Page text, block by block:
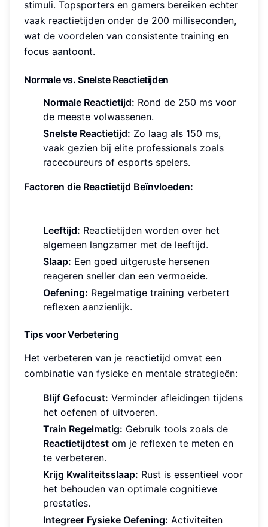
stimuli. Topsporters en gamers bereiken echter
vaak reactietijden onder de 200 milliseconden,
wat de voordelen van consistente training en
focus aantoont.
Normale vs. Snelste Reactietijden
Normale Reactietijd: Rond de 250 ms voor
de meeste volwassenen.
Snelste Reactietijd: Zo laag als 150 ms,
vaak gezien bij elite professionals zoals
racecoureurs of esports spelers.
Factoren die Reactietijd Beïnvloeden:
Leeftijd: Reactietijden worden over het
algemeen langzamer met de leeftijd.
Slaap: Een goed uitgeruste hersenen
reageren sneller dan een vermoeide.
Oefening: Regelmatige training verbetert
reflexen aanzienlijk.
Tips voor Verbetering
Het verbeteren van je reactietijd omvat een
combinatie van fysieke en mentale strategieën:
Blijf Gefocust: Verminder afleidingen tijdens
het oefenen of uitvoeren.
Train Regelmatig: Gebruik tools zoals de
Reactietijdtest om je reflexen te meten en
te verbeteren.
Krijg Kwaliteitsslaap: Rust is essentieel voor
het behouden van optimale cognitieve
prestaties.
Integreer Fysieke Oefening: Activiteiten